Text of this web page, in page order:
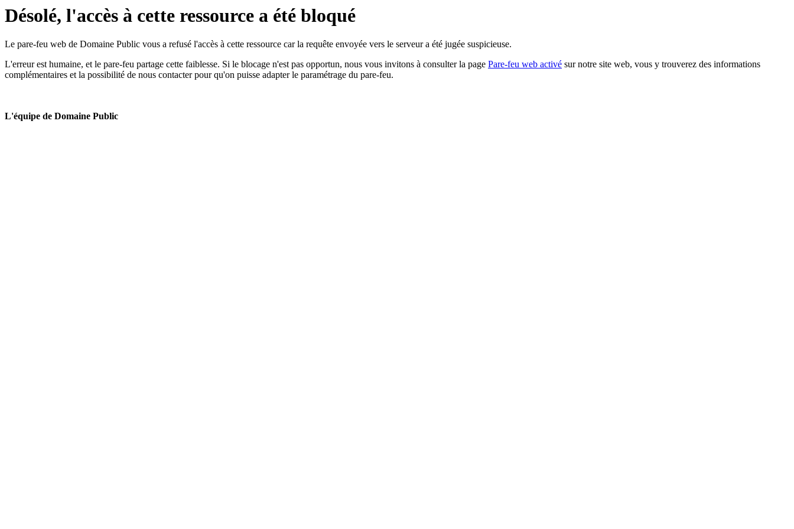
Désolé, l'accès à cette ressource a été bloqué
Le pare-feu web de Domaine Public vous a refusé l'accès à cette ressource car la requête envoyée vers le serveur a été jugée suspicieuse.
L'erreur est humaine, et le pare-feu partage cette faiblesse. Si le blocage n'est pas opportun, nous vous invitons à consulter la page Pare-feu web activé sur notre site web, vous y trouverez des informations
complémentaires et la possibilité de nous contacter pour qu'on puisse adapter le paramétrage du pare-feu.
L'équipe de Domaine Public